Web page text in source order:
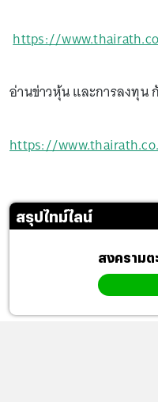
https://
อ่านข่าวหุ้น และการลงทุน
https://
สรุปไทม์ไลน์
สงคราม